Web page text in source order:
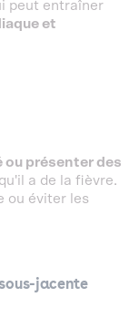
peut entraîner
et
ou présenter des
a de la fièvre.
ou éviter les
jacente